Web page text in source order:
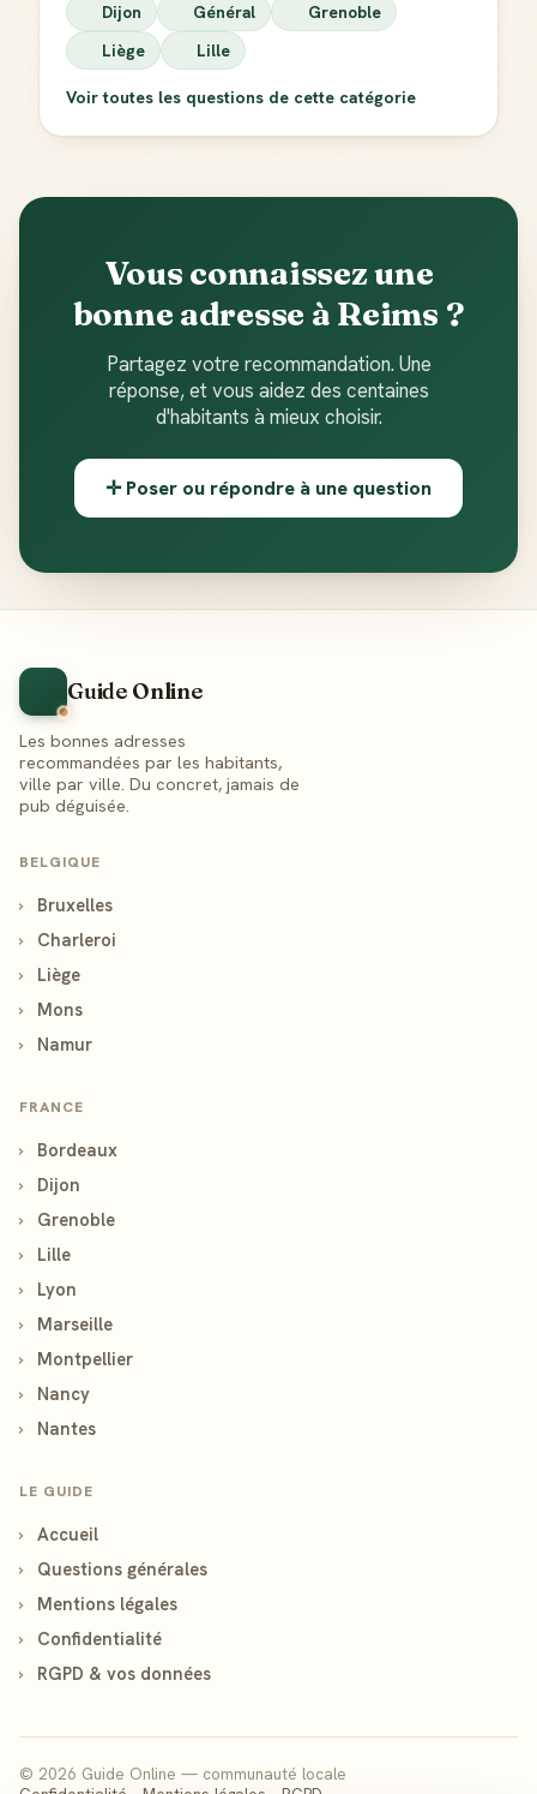
Dijon
Général
Grenoble
Liège
Lille
Voir toutes les questions de cette catégorie
Vous connaissez une
bonne adresse à Reims ?
Partagez votre recommandation. Une
réponse, et vous aidez des centaines
d'habitants à mieux choisir.
✛ Poser ou répondre à une question
Guide Online
Les bonnes adresses
recommandées par les habitants,
ville par ville. Du concret, jamais de
pub déguisée.
BELGIQUE
›
Bruxelles
›
Charleroi
›
Liège
›
Mons
›
Namur
FRANCE
›
Bordeaux
›
Dijon
›
Grenoble
›
Lille
›
Lyon
›
Marseille
›
Montpellier
›
Nancy
›
Nantes
LE GUIDE
›
Accueil
›
Questions générales
›
Mentions légales
›
Confidentialité
›
RGPD & vos données
© 2026 Guide Online — communauté locale